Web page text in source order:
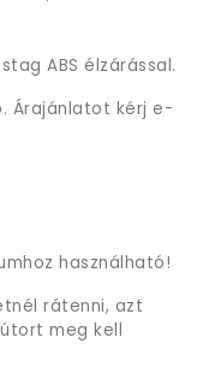
ABS élzárással.
Árajánlatot kérj e-
használható!
rátenni, azt
meg kell